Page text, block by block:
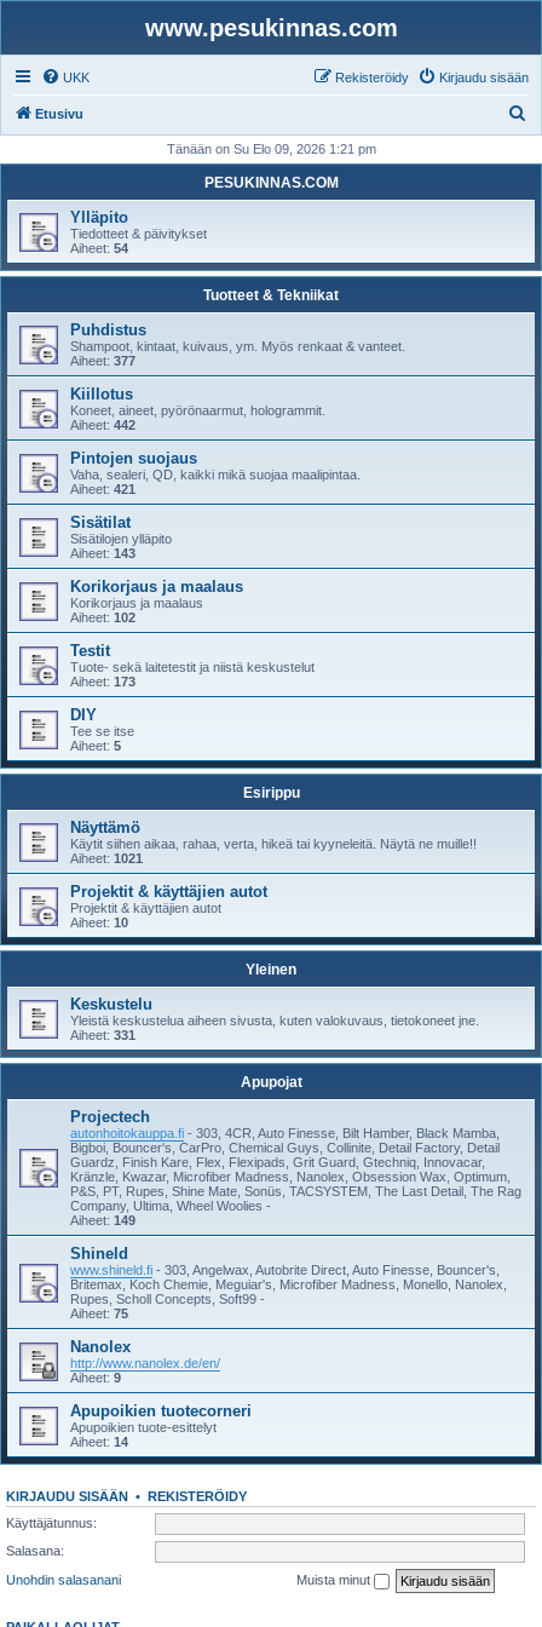
www.pesukinnas.com
UKK Kirjaudu sisään
Rekisteröidy
Etusivu
i
Tänään on Su Elo 09, 2026 1:21 pm
PESUKINNAS.COM
Ylläpito
Tiedotteet & päivitykset
Aiheet: 54
Tuotteet & Tekniikat
Puhdistus
Shampoot, kintaat, kuivaus, ym. Myös renkaat & vanteet.
Aiheet: 377
Kiillotus
Koneet, aineet, pyörönaarmut, hologrammit.
Aiheet: 442
Pintojen suojaus
Vaha, sealeri, QD, kaikki mikä suojaa maalipintaa.
Aiheet: 421
Sisätilat
Sisätilojen ylläpito
Aiheet: 143
Korikorjaus ja maalaus
Korikorjaus ja maalaus
Aiheet: 102
Testit
Tuote- sekä laitetestit ja niistä keskustelut
Aiheet: 173
DIY
Tee se itse
Aiheet: 5
Esirippu
Näyttämö
Käytit siihen aikaa, rahaa, verta, hikeä tai kyyneleitä. Näytä ne muille!!
Aiheet: 1021
Projektit & käyttäjien autot
Projektit & käyttäjien autot
Aiheet: 10
Yleinen
Keskustelu
Yleistä keskustelua aiheen sivusta, kuten valokuvaus, tietokoneet jne.
Aiheet: 331
Apupojat
Projectech
autonhoitokauppa.fi - 303, 4CR, Auto Finesse, Bilt Hamber, Black Mamba,
Bigboi, Bouncer's, CarPro, Chemical Guys, Collinite, Detail Factory, Detail
Guardz, Finish Kare, Flex, Flexipads, Grit Guard, Gtechniq, Innovacar,
Kränzle, Kwazar, Microfiber Madness, Nanolex, Obsession Wax, Optimum,
P&S, PT, Rupes, Shine Mate, Sonüs, TACSYSTEM, The Last Detail, The Rag
Company, Ultima, Wheel Woolies -
Aiheet: 149
Shineld
www.shineld.fi - 303, Angelwax, Autobrite Direct, Auto Finesse, Bouncer's,
Britemax, Koch Chemie, Meguiar's, Microfiber Madness, Monello, Nanolex,
Rupes, Scholl Concepts, Soft99 -
Aiheet: 75
Nanolex
http://www.nanolex.de/en/
Aiheet: 9
Apupoikien tuotecorneri
Apupoikien tuote-esittelyt
Aiheet: 14
KIRJAUDU SISÄÄN • REKISTERÖIDY
Käyttäjätunnus:
Salasana:
Unohdin salasanani
Muista minut